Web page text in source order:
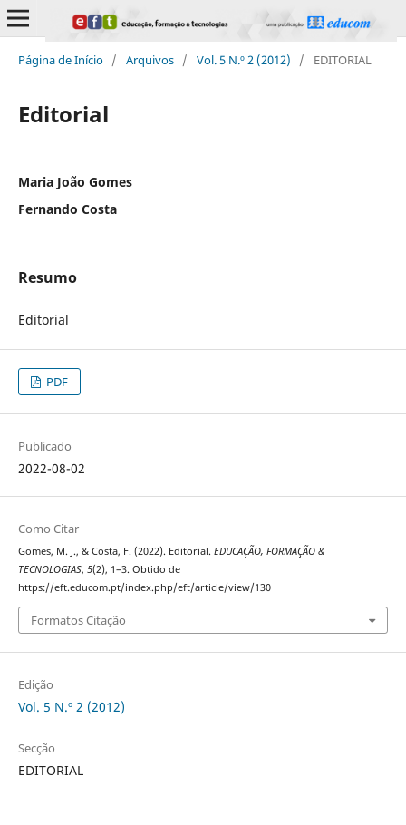
Página de Início / Arquivos / Vol. 5 N.º 2 (2012) / EDITORIAL
Editorial
Maria João Gomes
Fernando Costa
Resumo
Editorial
PDF
Publicado
2022-08-02
Como Citar
Gomes, M. J., & Costa, F. (2022). Editorial. EDUCAÇÃO, FORMAÇÃO &
TECNOLOGIAS, 5(2), 1–3. Obtido de
https://eft.educom.pt/index.php/eft/article/view/130
Formatos Citação
Edição
Vol. 5 N.º 2 (2012)
Secção
EDITORIAL